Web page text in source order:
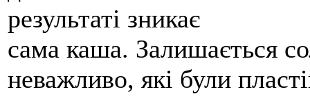
результаті зникає
сама каша. Залишається
неважливо, які були